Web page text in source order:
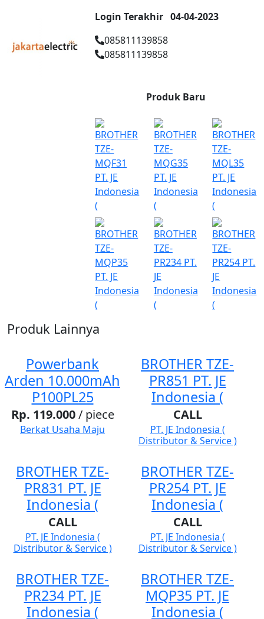
Login Terakhir 04-04-2023
085811139858
085811139858
Produk Baru
Produk Lainnya
Powerbank
Arden 10.000mAh
P100PL25
Rp. 119.000/ piece
Berkat Usaha Maju
BROTHER TZE-
PR851 PT. JE
Indonesia (
CALL
PT. JE Indonesia (
Distributor & Service )
BROTHER TZE-
PR831 PT. JE
Indonesia (
CALL
PT. JE Indonesia (
Distributor & Service )
BROTHER TZE-
PR254 PT. JE
Indonesia (
CALL
PT. JE Indonesia (
Distributor & Service )
BROTHER TZE-
PR234 PT. JE
Indonesia (
BROTHER TZE-
MQP35 PT. JE
Indonesia (